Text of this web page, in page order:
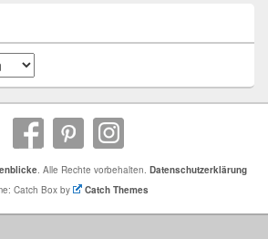
. Alle Rechte vorbehalten. Datenschutzerklärung
Catch Box by
Catch Themes